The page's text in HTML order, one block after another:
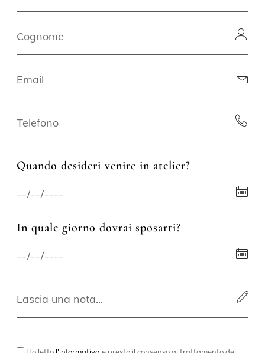
Quando desideri venire in atelier?
In quale giorno dovrai sposarti?